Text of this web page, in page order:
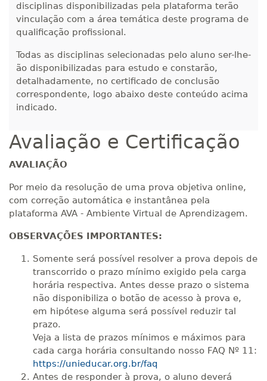
disciplinas disponibilizadas pela plataforma terão
vinculação com a área temática deste programa de
qualificação profissional.
Todas as disciplinas selecionadas pelo aluno ser-lhe-
ão disponibilizadas para estudo e constarão,
detalhadamente, no certificado de conclusão
correspondente, logo abaixo deste conteúdo acima
indicado.
Avaliação e Certificação
AVALIAÇÃO
Por meio da resolução de uma prova objetiva online,
com correção automática e instantânea pela
plataforma AVA - Ambiente Virtual de Aprendizagem.
OBSERVAÇÕES IMPORTANTES:
Somente será possível resolver a prova depois de
transcorrido o prazo mínimo exigido pela carga
horária respectiva. Antes desse prazo o sistema
não disponibiliza o botão de acesso à prova e,
em hipótese alguma será possível reduzir tal
prazo.
Veja a lista de prazos mínimos e máximos para
cada carga horária consultando nosso FAQ Nº 11:
https://unieducar.org.br/faq
Antes de responder à prova, o aluno deverá